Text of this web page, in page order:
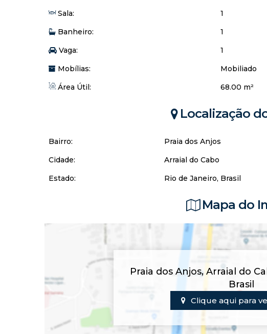
Sala:
1
Banheiro:
1
Vaga:
1
Mobílias:
Mobiliado
Área Útil:
68.00 m²
Localização
Bairro:
Praia dos Anjos
Cidade:
Arraial do Cabo
Estado:
Rio de Janeiro, Brasil
Mapa do
Praia dos Anjos, Arraial do
Brasil
Clique aqui para